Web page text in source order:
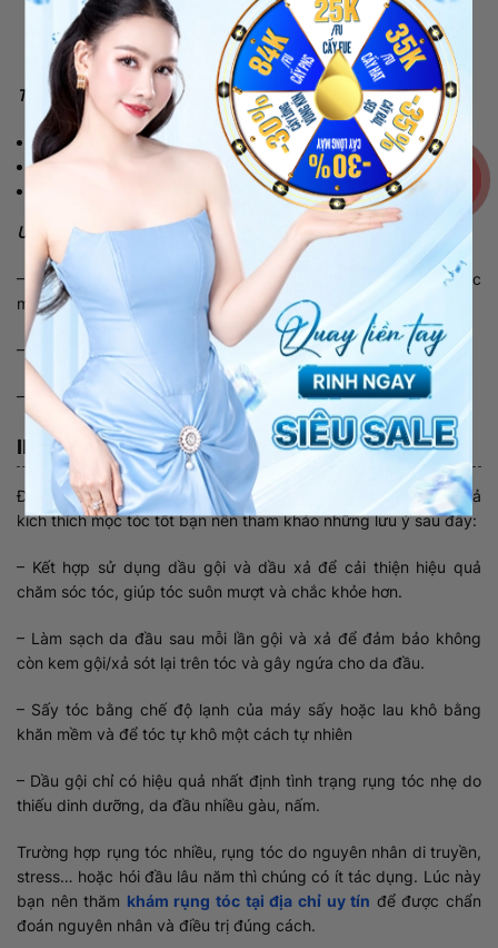
Thông tin chi tiết:
Thương hiệu: Weilaiya
Xuất xứ: Hong Kong
Giá bán niêm yết: 350.000 vnđ/chai 400ml
Ưu điểm:
– Chứa chiết xuất gừng trắng thiên nhiên giúp nuôi dưỡng tóc
mềm mịn và chắc khỏe.
– Phù hợp với nhiều loại da dầu
– Không chứa hương liệu và silicone
III. MỘT VÀI LƯU Ý CỦA CHUYÊN GIA
Để sử dụng sản phẩm một cách hiệu quả và mang lại hiệu quả
kích thích mọc tóc tốt bạn nên tham khảo những lưu ý sau đây:
– Kết hợp sử dụng dầu gội và dầu xả để cải thiện hiệu quả
chăm sóc tóc, giúp tóc suôn mượt và chắc khỏe hơn.
– Làm sạch da đầu sau mỗi lần gội và xả để đảm bảo không
còn kem gội/xả sót lại trên tóc và gây ngứa cho da đầu.
– Sấy tóc bằng chế độ lạnh của máy sấy hoặc lau khô bằng
khăn mềm và để tóc tự khô một cách tự nhiên
– Dầu gội chỉ có hiệu quả nhất định tình trạng rụng tóc nhẹ do
thiếu dinh dưỡng, da đầu nhiều gàu, nấm.
Trường hợp rụng tóc nhiều, rụng tóc do nguyên nhân di truyền,
stress… hoặc hói đầu lâu năm thì chúng có ít tác dụng. Lúc này
bạn nên thăm khám rụng tóc tại địa chỉ uy tín để được chẩn
đoán nguyên nhân và điều trị đúng cách.